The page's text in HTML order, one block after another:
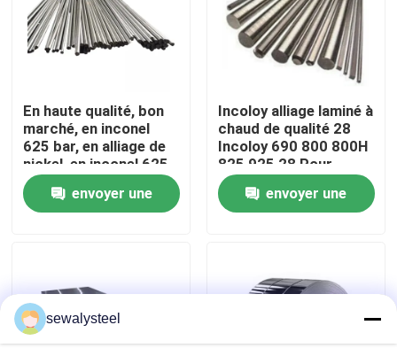
A propos de nous
Contrôle de la qualité
Contact
Tous les cas
Demande de soumission
En haute qualité, bon
marché, en inconel
625 bar, en alliage de
nickel, en inconel 625
à haute température
envoyer une
Incoloy alliage laminé à
chaud de qualité 28
Incoloy 690 800 800H
825 925 28 Pour
diverses applications
industriellesenvoyer une
sewalysteel